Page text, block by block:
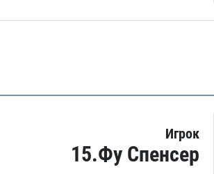
Игрок
15.Фу Спенсер